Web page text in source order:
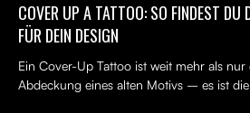
COVER UP A TATTOO: SO FINDEST DU
FÜR DEIN DESIGN
Ein Cover-Up Tattoo ist weit mehr als nur
Abdeckung eines alten Motivs – es ist